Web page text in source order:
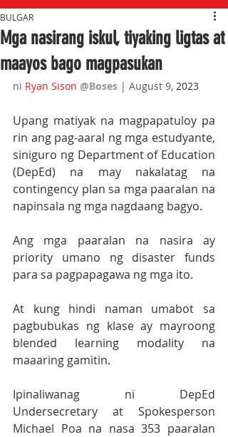
Mga nasirang iskul, tiyaking ligtas at
maayos bago magpasukan
BULGAR
ni Ryan Sison @Boses | August 9, 2023
Upang matiyak na magpapatuloy pa
rin ang pag-aaral ng mga estudyante,
siniguro ng Department of Education
(DepEd) na may nakalatag na
contingency plan sa mga paaralan na
napinsala ng mga nagdaang bagyo.
Ang mga paaralan na nasira ay
priority umano ng disaster funds
para sa pagpapagawa ng mga ito.
At kung hindi naman umabot sa
pagbubukas ng klase ay mayroong
blended learning modality na
maaaring gamitin.
Ipinaliwanag ni DepEd
Undersecretary at Spokesperson
Michael Poa na nasa 353 paaralan